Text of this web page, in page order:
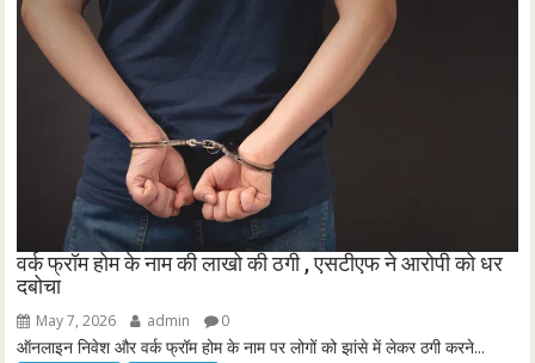
वर्क फ्रॉम होम के नाम की लाखो की ठगी , एसटीएफ ने आरोपी को धर
दबोचा
May 7, 2026 admin 0
ऑनलाइन निवेश और वर्क फ्रॉम होम के नाम पर लोगों को झांसे में लेकर ठगी करने...